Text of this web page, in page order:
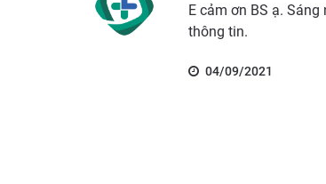
E cảm ơn BS ạ.
thông tin.
04/09/2021